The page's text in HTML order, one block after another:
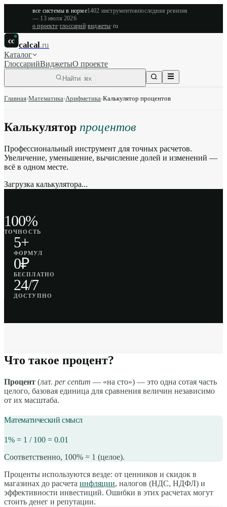
все системы в норме1402 инструментовпоследняя ревизия
— 13 июля 2026
о проекте·глоссарий·виджеты·ru
cc calcal.ru
Каталог
ГлоссарийВиджетыО проекте
Найти ⌘K
Главная›Математика›Арифметика›Калькулятор процентов
Калькулятор процентов
Профессиональный инструмент для точных расчетов.
Увеличение, уменьшение, вычисление долей и изменений —
всё в одном месте.
Загрузка калькулятора...
100%
ТОЧНОСТЬ
5+
ФОРМУЛ
0₽
БЕСПЛАТНО
24/7
ДОСТУПНО
Что такое процент?
Процент (лат. per centum — «на сто») — это одна сотая часть
целого, базовая единица для сравнения величин независимо
от их масштаба.
Математический смысл
1% = 1 / 100 = 0.01
Соответственно, 100% = 1 (целое).
Проценты используются везде: от ценников и скидок в
магазинах до расчета инфляции, налогов (НДС, НДФЛ) и
эффективности инвестиций. Ошибки в этих расчетах могут
стоить денег и репутации.